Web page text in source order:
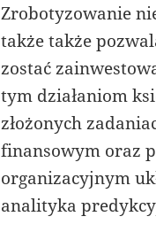
Zrobotyzowanie
także także
zostać
tym działaniom
złożonych
finansowym oraz
organizacyjnym
analityka